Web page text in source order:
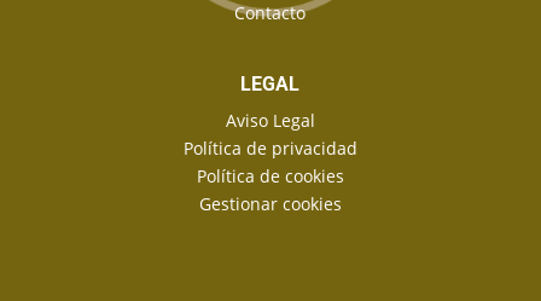
Contacto
LEGAL
Aviso Legal
Política de privacidad
Política de cookies
Gestionar cookies